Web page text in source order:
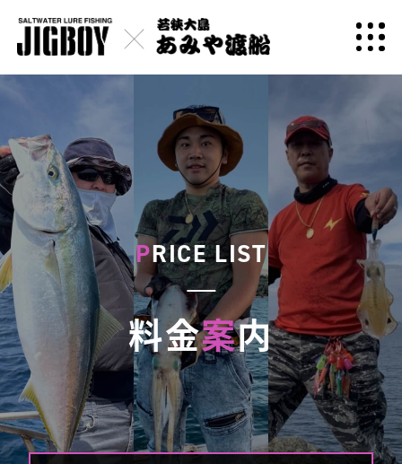
PRICE LIST
料金案内